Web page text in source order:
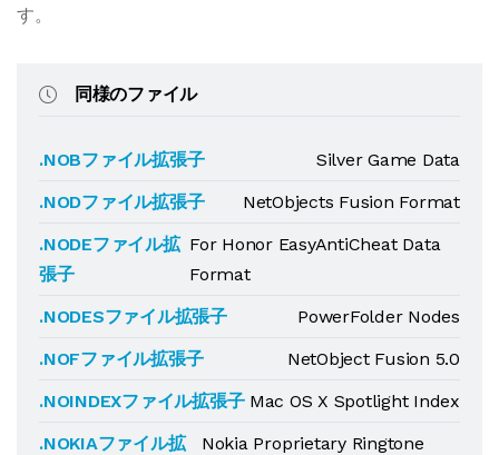
す。
同様のファイル
.NOBファイル拡張子
Silver Game Data
.NODファイル拡張子
NetObjects Fusion Format
.NODEファイル拡
張子
For Honor EasyAntiCheat Data
Format
.NODESファイル拡張子
PowerFolder Nodes
.NOFファイル拡張子
NetObject Fusion 5.0
.NOINDEXファイル拡張子 Mac OS X Spotlight Index
.NOKIAファイル拡
Nokia Proprietary Ringtone